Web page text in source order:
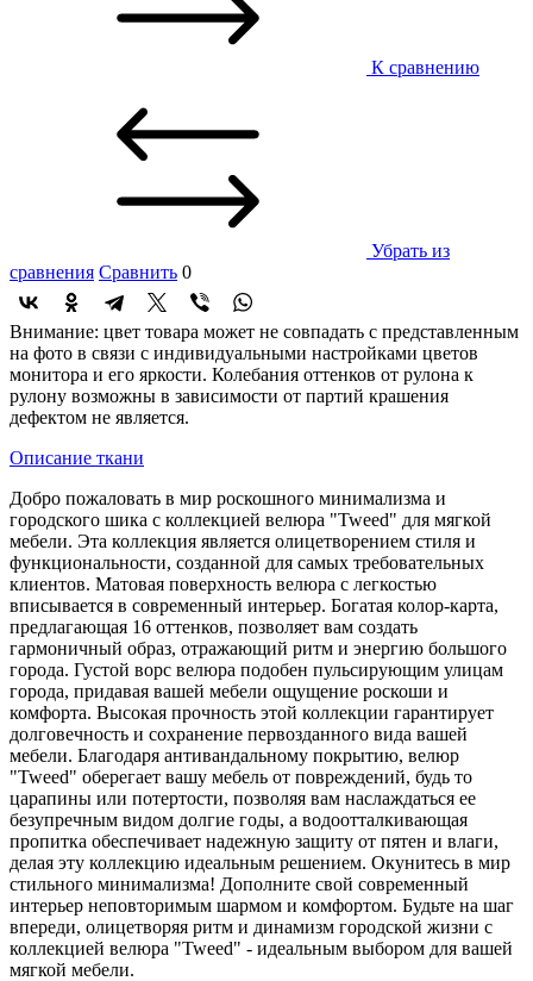
К сравнению
Убрать из
сравнения Сравнить 0
Внимание: цвет товара может не совпадать с представленным
на фото в связи с индивидуальными настройками цветов
монитора и его яркости. Колебания оттенков от рулона к
рулону возможны в зависимости от партий крашения
дефектом не является.
Описание ткани
Добро пожаловать в мир роскошного минимализма и
городского шика с коллекцией велюра "Tweed" для мягкой
мебели. Эта коллекция является олицетворением стиля и
функциональности, созданной для самых требовательных
клиентов. Матовая поверхность велюра с легкостью
вписывается в современный интерьер. Богатая колор-карта,
предлагающая 16 оттенков, позволяет вам создать
гармоничный образ, отражающий ритм и энергию большого
города. Густой ворс велюра подобен пульсирующим улицам
города, придавая вашей мебели ощущение роскоши и
комфорта. Высокая прочность этой коллекции гарантирует
долговечность и сохранение первозданного вида вашей
мебели. Благодаря антивандальному покрытию, велюр
"Tweed" оберегает вашу мебель от повреждений, будь то
царапины или потертости, позволяя вам наслаждаться ее
безупречным видом долгие годы, а водоотталкивающая
пропитка обеспечивает надежную защиту от пятен и влаги,
делая эту коллекцию идеальным решением. Окунитесь в мир
стильного минимализма! Дополните свой современный
интерьер неповторимым шармом и комфортом. Будьте на шаг
впереди, олицетворяя ритм и динамизм городской жизни с
коллекцией велюра "Tweed" - идеальным выбором для вашей
мягкой мебели.